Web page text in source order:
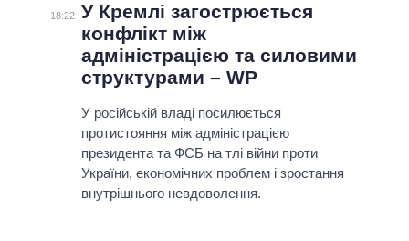
ПОДІЇ
СТАТТІ
ДУМКИ
ОГЛЯДИ
ДАЙДЖЕСТИ
ЕКОНОМІКА
СВІТ
ПОЛIТИКИ
УСІ ПОЛІТИКИ
ПРЕЗИДЕНТ І ОФІС
ВЕРХОВНА РАДА
КАБІНЕТ МІНІСТРІВ
ГОЛОВИ ОБЛАДМІНІСТРАЦІЙ
МЕРИ МІСТ
ІНФОГРАФІКА
ВІДЕО
ПІДТРИМАТИ
ПОРІВНЯННЯ ПОЛІТИКІВ
18:22 У Кремлі загострюється
конфлікт між
адміністрацією та силовими
структурами – WP
У російській владі посилюється
протистояння між адміністрацією
президента та ФСБ на тлі війни проти
України, економічних проблем і зростання
внутрішнього невдоволення.